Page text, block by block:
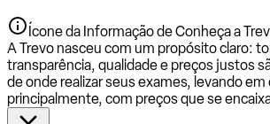
Ícone da Informação de Conheça a
A Trevo nasceu com um propósito claro:
transparência, qualidade e preços justos
de onde realizar seus exames, levando
principalmente, com preços que se